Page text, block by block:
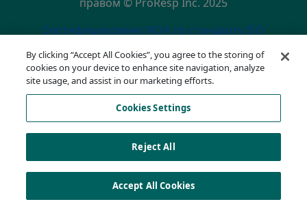
SECONDARY MENU
Сертифицировано NQA по стандарту ISO
политика конфиденциальности
Горячая линия по вопросам соответствия
Условия эксплуатации
АОДА
Cookies Settings
By clicking “Accept All Cookies”, you agree to the storing of
cookies on your device to enhance site navigation, analyze
site usage, and assist in our marketing efforts.
Cookies Settings
Reject All
Accept All Cookies